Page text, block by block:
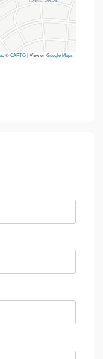
©CARTO| View onGoogle Maps